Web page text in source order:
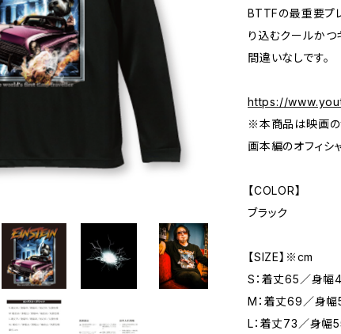
BTTFの最重要プ
り込むクールかつ
間違いなしです。
https://
※本商品は映画の
画本編のオフィシ
【COLOR】
ブラック
【SIZE】※cm
S：着丈65／身
M：着丈69／身
L：着丈73／身幅